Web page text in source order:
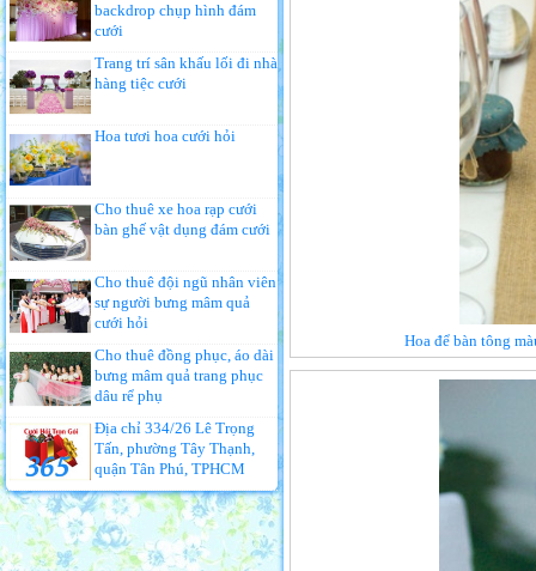
backdrop chụp hình đám
cưới
Trang trí sân khấu lối đi nhà
hàng tiệc cưới
Hoa tươi hoa cưới hỏi
Cho thuê xe hoa rạp cưới
bàn ghế vật dụng đám cưới
Cho thuê đội ngũ nhân viên
sự người bưng mâm quả
cưới hỏi
Cho thuê đồng phục, áo dài
bưng mâm quả trang phục
dâu rể phụ
Địa chỉ 334/26 Lê Trọng
Tấn, phường Tây Thạnh,
quận Tân Phú, TPHCM
Hoa để bàn tông